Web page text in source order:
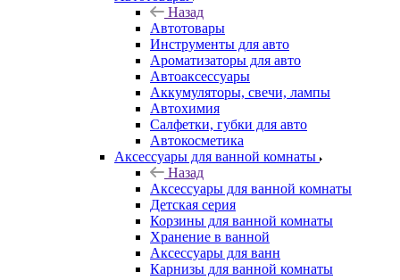
Назад
Автотовары
Инструменты для авто
Ароматизаторы для авто
Автоаксессуары
Аккумуляторы, свечи, лампы
Автохимия
Салфетки, губки для авто
Автокосметика
Аксессуары для ванной комнаты
Назад
Аксессуары для ванной комнаты
Детская серия
Корзины для ванной комнаты
Хранение в ванной
Аксессуары для ванн
Карнизы для ванной комнаты